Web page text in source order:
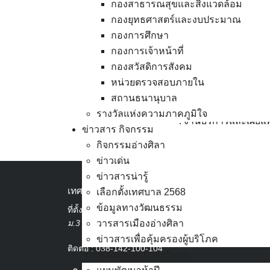
กองสาธารณสุขและสิ่งแวดล้อม
กองยุทธศาสตร์และงบประมาณ
กองการศึกษา
กองการเจ้าหน้าที่
กองสวัสดิการสังคม
หน่วยตรวจสอบภายใน
สถานธนานุบาล
รางวัลแห่งความภาคภูมิใจ
ข่าวสาร กิจกรรม
กิจกรรมอ่างศิลา
ข่าวเด่น
ข่าวสารน่ารู้
เลือกตั้งเทศบาล 2568
ข้อมูลทางวัฒนธรรม
วารสารเมืองอ่างศิลา
ข่าวสารเพื่อคุ้มครองผู้บริโภค
การพัฒนาและการบริหาร
สำหรับงานวันเด็กแห่
เตรียมของขวัญของ
โยนห่วงใส่กรวย ซุ้ม
: งานบริการและเผย
เทศบาลเมืองอ่างศิลา
ที่ตั้ง :สำนักงานเทศบาลเมืองอ่างศิลา 90/338
ม.3 ต.เสม็ด อ.เมือง จ.ชลบุรี 20000
ติดต่อ :038-142-100-104